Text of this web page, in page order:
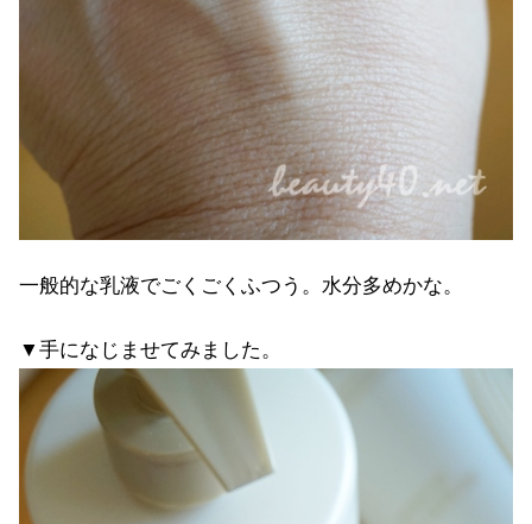
一般的な乳液でごくごくふつう。水分多めかな。
▼手になじませてみました。